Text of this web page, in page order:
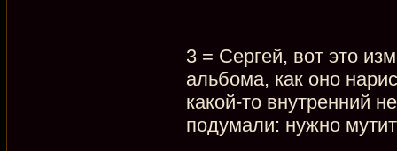
3 = Сергей, вот это
альбома, как оно
какой-то внутренний
подумали: нужно